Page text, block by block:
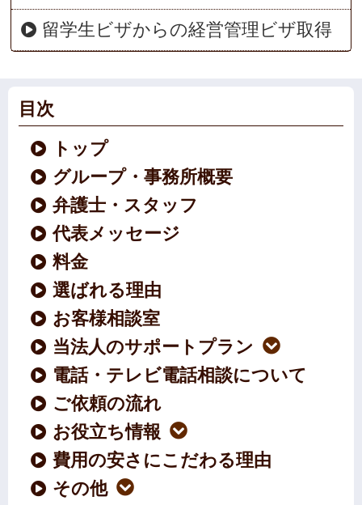
留学生ビザからの経営管理ビザ取得
目次
トップ
グループ・事務所概要
弁護士・スタッフ
代表メッセージ
料金
選ばれる理由
お客様相談室
当法人のサポートプラン
電話・テレビ電話相談について
ご依頼の流れ
お役立ち情報
費用の安さにこだわる理由
その他